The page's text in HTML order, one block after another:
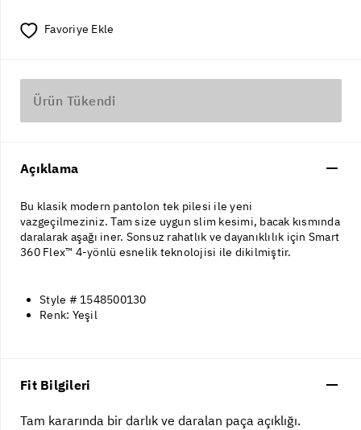
Favoriye Ekle
Ürün Tükendi
Açıklama
Bu klasik modern pantolon tek pilesi ile yeni
vazgeçilmeziniz. Tam size uygun slim kesimi, bacak kısmında
daralarak aşağı iner. Sonsuz rahatlık ve dayanıklılık için Smart
360 Flex™ 4-yönlü esnelik teknolojisi ile dikilmiştir.
Style # 1548500130
Renk: Yeşil
Fit Bilgileri
Tam kararında bir darlık ve daralan paça açıklığı.